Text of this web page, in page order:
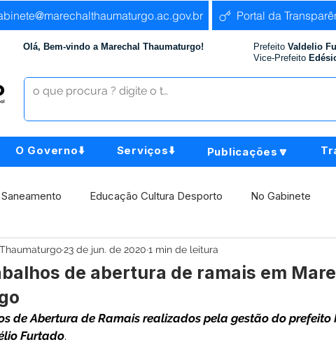
Portal da
Olá, Bem-vindo a Marechal Thaumaturgo! Prefeito Valdelio
Vice-Prefeito
O Governo⬇️ Serviços⬇️ Publicações🔽
Educação Cultura Desporto No Gabinete
Assistência Social Comunidade Agricultura e Produção
de abertura de ramais em
23 de jun. de 2020 1 min de leitura
de Abertura de Ramais realizados pela gestão do prefeito
Furtado.